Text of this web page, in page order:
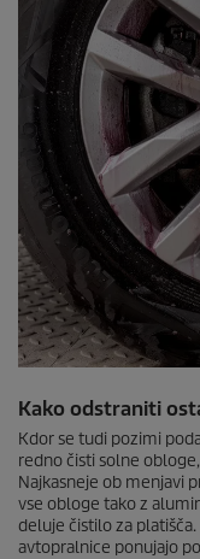
Kako odstraniti
Kdor se tudi pozimi
redno čisti solne
Najkasneje ob menjavi
vse obloge tako z
deluje čistilo za
avtopralnice ponujajo